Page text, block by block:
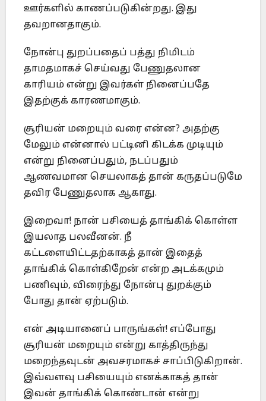
ஊர்களில் காணப்படுகின்றது. இது
தவறானதாகும்.
நோன்பு துறப்பதைப் பத்து நிமிடம்
தாமதமாகச் செய்வது பேணுதலான
காரியம் என்று இவர்கள் நினைப்பதே
இதற்குக் காரணமாகும்.
சூரியன் மறையும் வரை என்ன? அதற்கு
மேலும் என்னால் பட்டினி கிடக்க முடியும்
என்று நினைப்பதும், நடப்பதும்
ஆணவமான செயலாகத் தான் கருதப்படுமே
தவிர பேணுதலாக ஆகாது.
இறைவா! நான் பசியைத் தாங்கிக் கொள்ள
இயலாத பலவீனன். நீ
கட்டளையிட்டதற்காகத் தான் இதைத்
தாங்கிக் கொள்கிறேன் என்ற அடக்கமும்
பணிவும், விரைந்து நோன்பு துறக்கும்
போது தான் ஏற்படும்.
என் அடியானைப் பாருங்கள்! எப்போது
சூரியன் மறையும் என்று காத்திருந்து
மறைந்தவுடன் அவசரமாகச் சாப்பிடுகிறான்.
இவ்வளவு பசியையும் எனக்காகத் தான்
இவன் தாங்கிக் கொண்டான் என்று